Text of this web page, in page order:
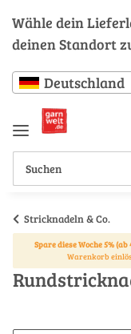
Wähle dein
deinen Standort
Deutschland
Stricknadeln & Co.
Spare diese Woche 5%
Warenkorb